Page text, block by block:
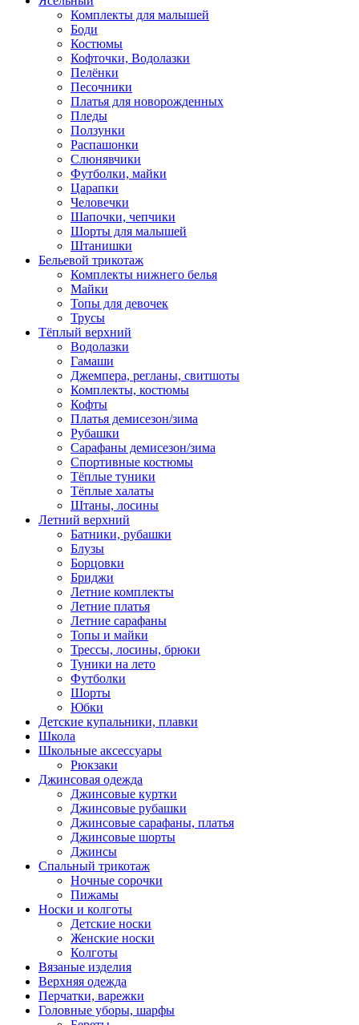
Комплекты для малышей
Боди
Костюмы
Кофточки, Водолазки
Пелёнки
Песочники
Платья для новорожденных
Пледы
Ползунки
Распашонки
Слюнявчики
Футболки, майки
Царапки
Человечки
Шапочки, чепчики
Шорты для малышей
Штанишки
Бельевой трикотаж
Комплекты нижнего белья
Майки
Топы для девочек
Трусы
Тёплый верхний
Водолазки
Гамаши
Джемпера, регланы, свитшоты
Комплекты, костюмы
Кофты
Платья демисезон/зима
Рубашки
Сарафаны демисезон/зима
Спортивные костюмы
Тёплые туники
Тёплые халаты
Штаны, лосины
Летний верхний
Батники, рубашки
Блузы
Борцовки
Бриджи
Летние комплекты
Летние платья
Летние сарафаны
Топы и майки
Трессы, лосины, брюки
Туники на лето
Футболки
Шорты
Юбки
Детские купальники, плавки
Школа
Школьные аксессуары
Рюкзаки
Джинсовая одежда
Джинсовые куртки
Джинсовые рубашки
Джинсовые сарафаны, платья
Джинсовые шорты
Джинсы
Спальный трикотаж
Ночные сорочки
Пижамы
Носки и колготы
Детские носки
Женские носки
Колготы
Вязаные изделия
Верхняя одежда
Перчатки, варежки
Головные уборы, шарфы